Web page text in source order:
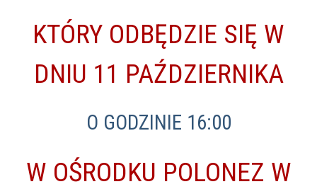
KTÓRY ODBĘDZIE SIĘ W
DNIU 11 PAŹDZIERNIKA
O GODZINIE 16:00
W OŚRODKU POLONEZ W